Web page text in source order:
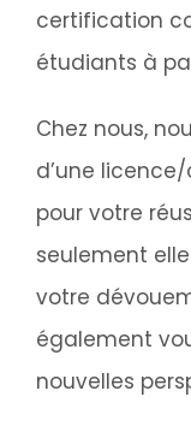
certification
étudiants à
Chez nous,
d’une
pour votre
seulement
votre
également
nouvelles